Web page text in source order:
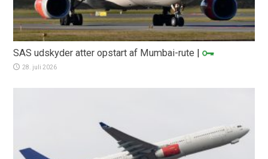
SAS udskyder atter opstart af Mumbai-rute |
28. juli 2026